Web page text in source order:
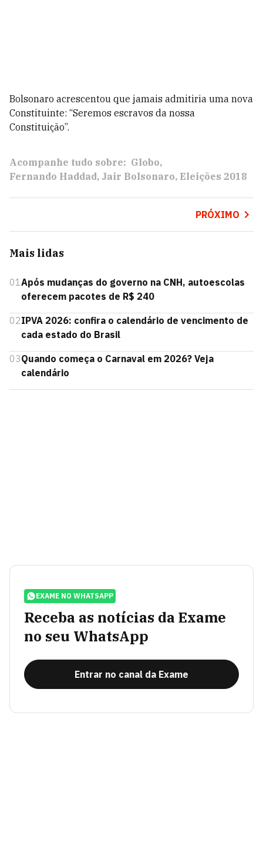
Bolsonaro acrescentou que jamais admitiria uma nova
Constituinte: “Seremos escravos da nossa
Constituição”.
Acompanhe tudo sobre: Globo
Fernando Haddad Jair Bolsonaro Eleições 2018
PRÓXIMO
Mais lidas
01Após mudanças do governo na CNH, autoescolas
oferecem pacotes de R$ 240
02IPVA 2026: confira o calendário de vencimento de
cada estado do Brasil
03Quando começa o Carnaval em 2026? Veja
calendário
EXAME NO WHATSAPP
Receba as notícias da Exame
no seu WhatsApp
Entrar no canal da Exame